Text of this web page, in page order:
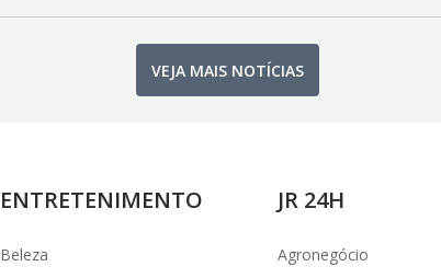
VEJA MAIS NOTÍCIAS
ENTRETENIMENTO
Beleza
JR 24H
Agronegócio